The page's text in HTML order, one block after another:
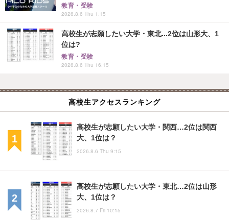
教育・受験
2026.8.6 Thu 1:15
高校生が志願したい大学・東北...2位は山形大、1
位は?
教育・受験
2026.8.6 Thu 16:15
高校生アクセスランキング
高校生が志願したい大学・関西…2位は関西
大、1位は？
2026.8.6 Thu 9:15
高校生が志願したい大学・東北…2位は山形
大、1位は？
2026.8.7 Fri 10:15